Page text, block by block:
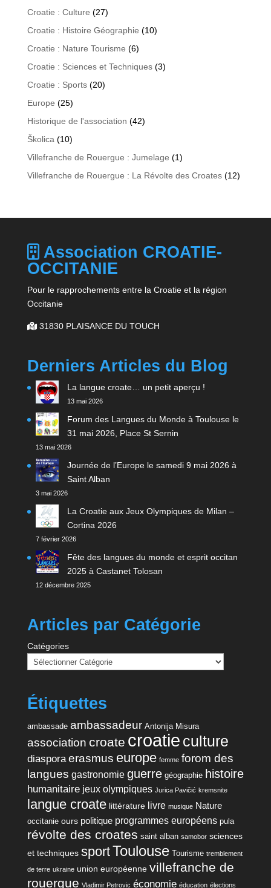
Croatie : Culture (27)
Croatie : Histoire Géographie (10)
Croatie : Nature Tourisme (6)
Croatie : Sciences et Techniques(3)
Croatie : Sports(20)
Europe (25)
Historique de l'association (42)
Školica (10)
Villefranche de Rouergue : Jumelage (1)
Villefranche de Rouergue : La Révolte des Croates(12)
Association CROATIE-
OCCITANIE
Pour le rapprochements entre la Croatie et la région
Occitanie
31830 PLAISANCE DU TOUCH
Derniers Articles du Blog
La langue croate… un petit aperçu !
13 mai 2026
Forum des Langues du Monde à Toulouse le
31 mai 2026, Place St Sernin
13 mai 2026
Journée de l’Europe le samedi 9 mai 2026 à
Saint Alban
3 mai 2026
La Croatie aux Jeux Olympiques de Milan –
Cortina 2026
7 février 2026
Fête des langues du monde et esprit occitan
2025 à Castanet Tolosan
12 décembre 2025
Articles par Catégorie
Catégories
Étiquettes
ambassade ambassadeur Antonija Misura
association croate croatie culture
diaspora erasmus europe femme forom des
langues gastronomie guerre géographie histoire
humanitaire jeux olympiques Jurica Pavičić kremsnite
langue croate littérature livre musique Nature
occitanie ours politique programmes européens pula
révolte des croates saint alban samobor sciences
et techniques sportToulouse Tourisme tremblement
de terre ukraine union européenne villefranche de
rouergue Vladimir Petrovic économie éducation élections